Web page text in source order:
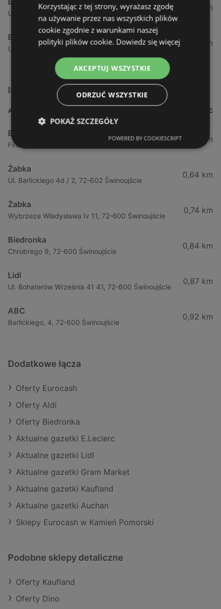
Ul. Jesienna 14, 70-807 Szczecin
63,12 km
Eurocash
Ul. Starogardzka 29 C, 72-130 Maszewo
69,66 km
Inne sklepy Supermarkety w pobliżu
ADRES ODLEGŁOŚĆ
Biedronka
Fińska 4, 72-602 Świnoujście
0,23 km
Żabka
Ul. Barlickiego 4d / 2, 72-602 Świnoujście
0,64 km
Żabka
Wybrzeze Władysława Iv 11, 72-600 Świnoujście
0,74 km
Biedronka
Chrobrego 9, 72-600 Świnoujście
0,84 km
Lidl
Ul. Bohaterów Września 41 41, 72-600 Świnoujście
0,87 km
ABC
Barlickiego, 4, 72-600 Świnoujście
0,92 km
Dodatkowe łącza
Oferty Eurocash
Oferty Aldi
Oferty Biedronka
Aktualne gazetki E.Leclerc
Aktualne gazetki Lidl
Aktualne gazetki Gram Market
Aktualne gazetki Kaufland
Aktualne gazetki Auchan
Sklepy Eurocash w Kamień Pomorski
Podobne sklepy detaliczne
Oferty Kaufland
Oferty Dino
Korzystając z tej strony, wyrażasz zgodę
na używanie przez nas wszystkich plików
cookie zgodnie z warunkami naszej
polityki plików cookie. Dowiedz się więcej
AKCEPTUJ WSZYSTKIE
ODRZUĆ WSZYSTKIE
POKAŻ SZCZEGÓŁY
POWERED BY COOKIESCRIPT